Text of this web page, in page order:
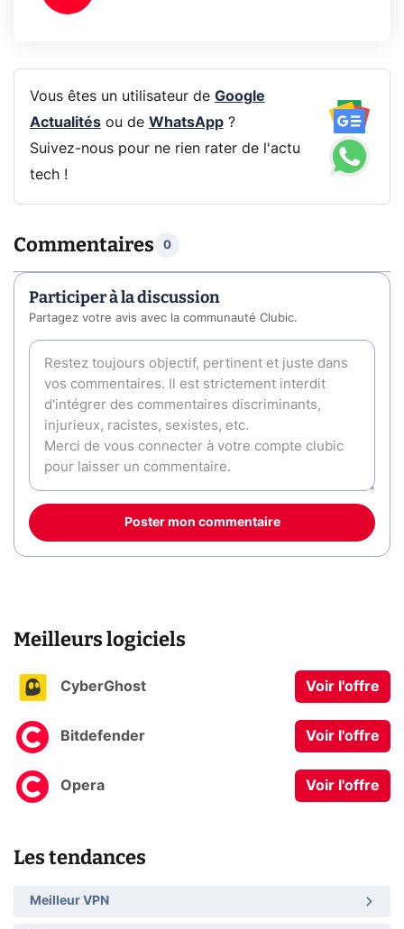
Vous êtes un utilisateur de Google
Actualitésou de WhatsApp?
Suivez-nous pour ne rien rater de l'actu
tech !
Commentaires 0
Participer à la discussion
Partagez votre avis avec la communauté Clubic.
Poster mon commentaire
Meilleurs logiciels
CyberGhost Voir l'offre
Bitdefender Voir l'offre
Opera Voir l'offre
Les tendances
Meilleur VPN